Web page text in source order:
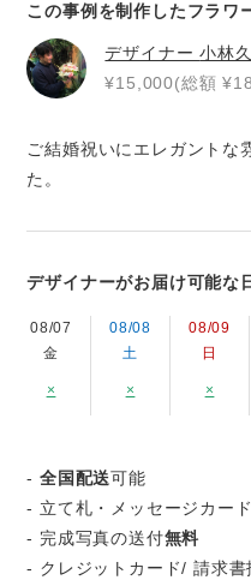
この事例を制作したフラワ
デザイナー小林
¥15,000(総額
ご結婚祝いにエレガントな
た。
デザイナーがお届け可能な
08/07
金
×
08/08
土
×
08/09
日
×
-全国配送可能
- 立て札・メッセージカード
- 完成写真の送付無料
- クレジットカード/ 請求